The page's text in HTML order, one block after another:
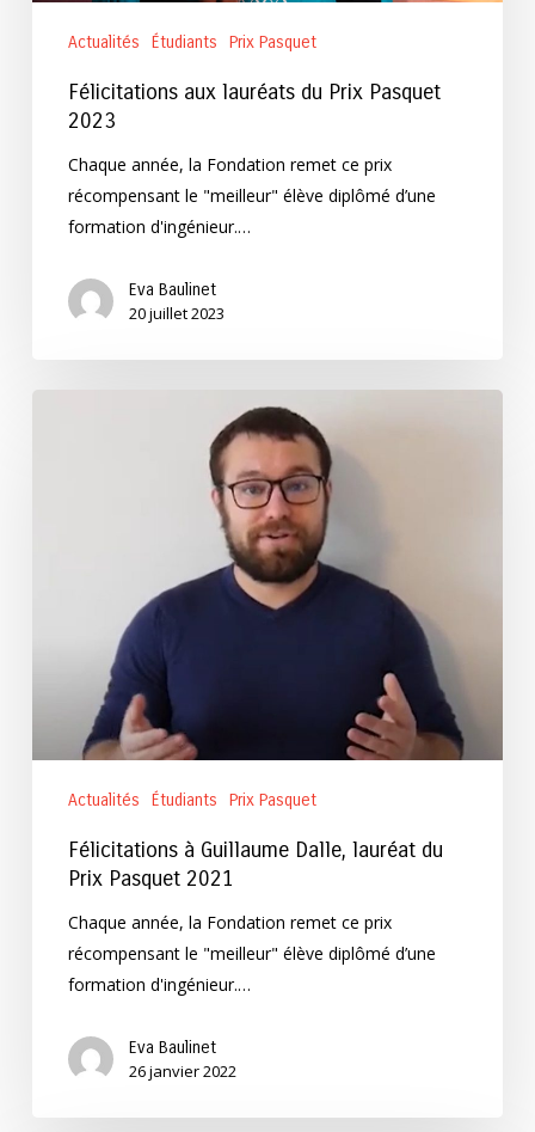
Actualités Étudiants Prix Pasquet
Félicitations aux lauréats du Prix Pasquet
2023
Chaque année, la Fondation remet ce prix
récompensant le "meilleur" élève diplômé d’une
formation d'ingénieur.…
Eva Baulinet
20 juillet 2023
Actualités Étudiants Prix Pasquet
Félicitations à Guillaume Dalle, lauréat du
Prix Pasquet 2021
Chaque année, la Fondation remet ce prix
récompensant le "meilleur" élève diplômé d’une
formation d'ingénieur.…
Eva Baulinet
26 janvier 2022